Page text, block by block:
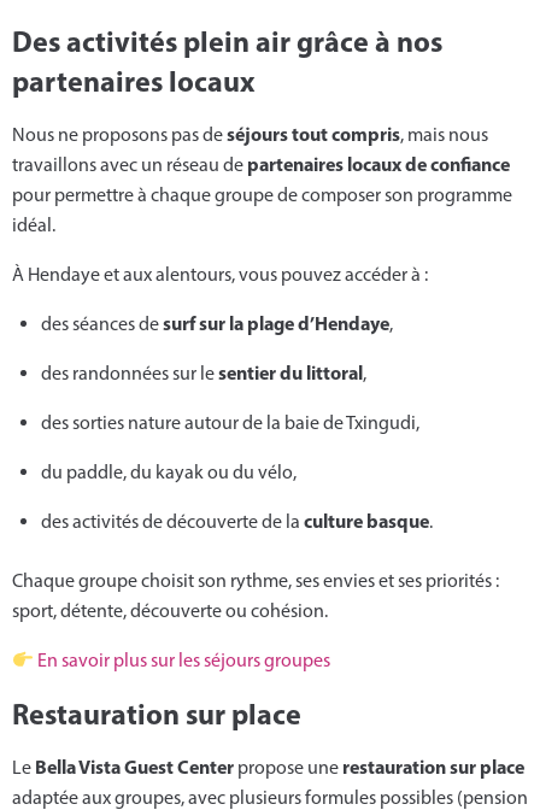
Des activités plein air grâce à nos
partenaires locaux
Nous ne proposons pas deséjours tout compris, mais nous
travaillons avec un réseau de partenaires locaux de confiance
pour permettre à chaque groupe de composer son programme
idéal.
À Hendaye et aux alentours, vous pouvez accéder à :
des séances desurf sur la plage d’Hendaye,
des randonnées sur lesentier du littoral,
des sorties nature autour de la baie de Txingudi,
du paddle, du kayak ou du vélo,
des activités de découverte de la culture basque.
Chaque groupe choisit son rythme, ses envies et ses priorités :
sport, détente, découverte ou cohésion.
En savoir plus sur les séjours groupes
Restauration sur place
Le Bella Vista Guest Center propose une restauration sur place
adaptée aux groupes, avec plusieurs formules possibles (pension